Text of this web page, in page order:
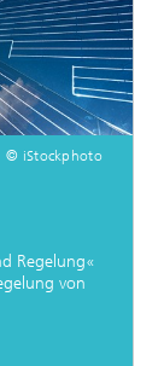
© iStockphoto
Regelung«
von